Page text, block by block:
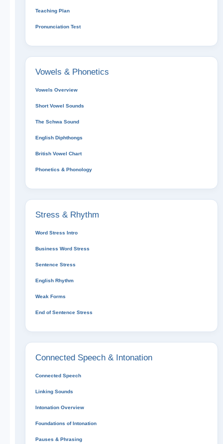
Teaching Plan
Pronunciation Test
Vowels & Phonetics
Vowels Overview
Short Vowel Sounds
The Schwa Sound
English Diphthongs
British Vowel Chart
Phonetics & Phonology
Stress & Rhythm
Word Stress Intro
Business Word Stress
Sentence Stress
English Rhythm
Weak Forms
End of Sentence Stress
Connected Speech & Intonation
Connected Speech
Linking Sounds
Intonation Overview
Foundations of Intonation
Pauses & Phrasing